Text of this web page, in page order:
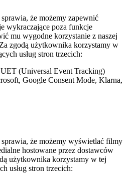
że możemy zapewnić
wykraczające poza funkcje
mu wygodne korzystanie z naszej
zgodą użytkownika korzystamy w
usług stron trzecich:
(Universal Event Tracking)
Google Consent Mode, Klarna,
sprawia, że możemy wyświetlać filmy
hostowane przez dostawców
użytkownika korzystamy w tej
usług stron trzecich: